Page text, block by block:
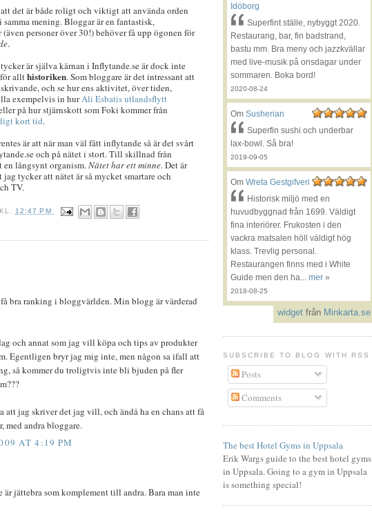
det är både roligt och viktigt att använda orden
mening. Bloggar är en fantastisk,
personer över 30!) behöver få upp ögonen för
.
är själva kärnan i Inflytande.se är dock inte
allthistoriken. Som bloggare är det intressant att
och se hur ens aktivitet, över tiden,
exempelvis in hurAli Esbatis utlandsflytt
på hur stjärnskott som Foki kommer från
kort tid.
är att när man väl fått inflytande så är det svårt
och på nätet i stort. Till skillnad från
långsynt organism.Nätet har ett minne. Det är
tycker att nätet är så mycket smartare och
TV.
KL. 12:47 PM
bra ranking i bloggvärlden. Min blogg är värderad
och annat som jag vill köpa och tips av produkter
Egentligen bryr jag mig inte, men någon sa ifall att
så kommer du troligtvis inte bli bjuden på fler
att jag skriver det jag vill, och ändå ha en chans att få
med andra bloggare.
AT 4:19 PM
är jättebra som komplement till andra. Bara man inte
Idöborg
Superfint ställe, nybyggt 2020.
Restaurang, bar, fin badstrand,
bastu mm. Bra meny och jazzkvällar
med live-musik på onsdagar under
sommaren. Boka bord!
2020-08-24
Om Susherian
Superfin sushi och underbar
lax-bowl. Så bra!
2019-09-05
Om Wreta Gestgifveri
Historisk miljö med en
huvudbyggnad från 1699. Väldigt
fina interiörer. Frukosten i den
vackra matsalen höll väldigt hög
klass. Trevlig personal.
Restaurangen finns med i White
Guide men den ha... mer »
2018-08-25
widget från Minkarta.se
SUBSCRIBE TO BLOG WITH RSS
Posts
Comments
The best Hotel Gyms in Uppsala
Erik Wargs guide to the best hotel gyms
in Uppsala. Going to a gym in Uppsala
is something special!